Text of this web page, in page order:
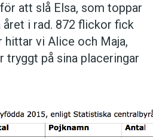
att slå Elsa, som toppar
året i rad. 872 flickor fick
hittar vi Alice och Maja,
tryggt på sina placeringar